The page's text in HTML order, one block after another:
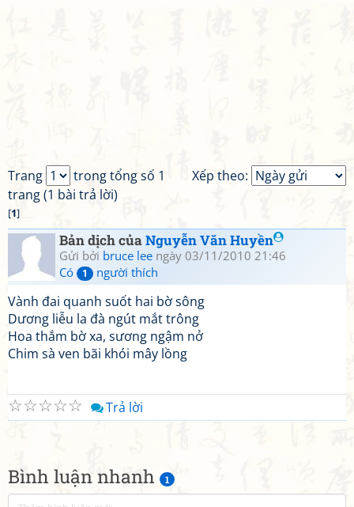
Bình luận nhanh 1
Xếp theo:
Trang
trong tổng số 1
trang (1 bài trả lời)
[1]
Bản dịch củaNguyễn Văn Huyền
Gửi bởi bruce lee ngày 03/11/2010 21:46
Có
1 người thích
Vành đai quanh suốt hai bờ sông
Dương liễu la đà ngút mắt trông
Hoa thắm bờ xa, sương ngậm nở
Chim sà ven bãi khói mây lồng
☆
☆
☆
☆
☆ Trả lời